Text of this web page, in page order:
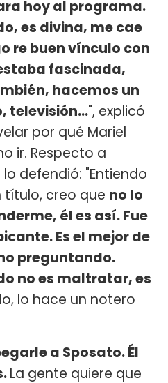
hoy al programa.
es divina, me cae
re buen vínculo con
fascinada,
hacemos un
televisión...", explicó
por qué Mariel
ir. Respecto a
defendió: "Entiendo
título, creo que no lo
él es así. Fue
Es el mejor de
preguntando.
no es maltratar, es
lo hace un notero
a Sposato. Él
La gente quiere que